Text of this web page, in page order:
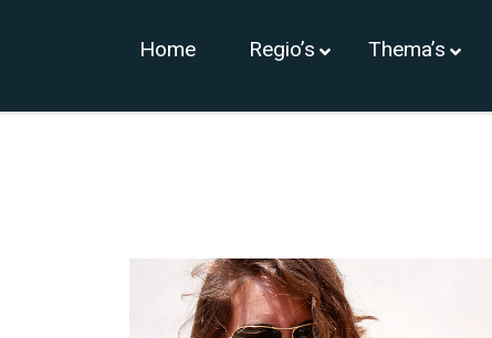
Home Regio’s Thema’s